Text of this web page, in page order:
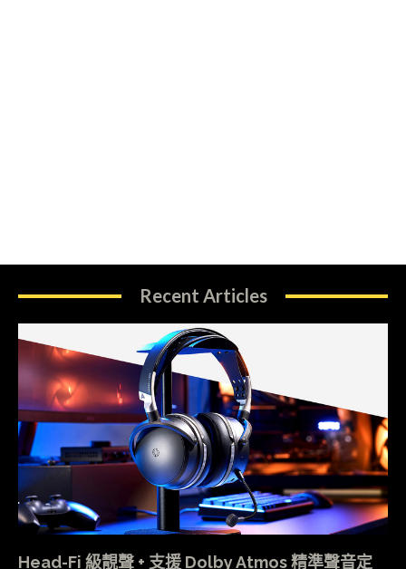
Recent Articles
Head-Fi 級靚聲 + 支援 Dolby Atmos 精準聲音定